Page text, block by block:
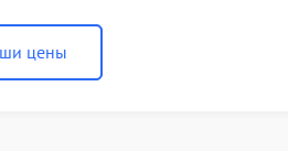
цены